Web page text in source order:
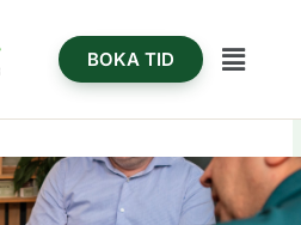
Meny
BOKA TID